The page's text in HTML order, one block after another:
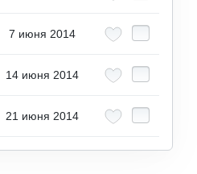
7 июня 2014
14 июня 2014
21 июня 2014